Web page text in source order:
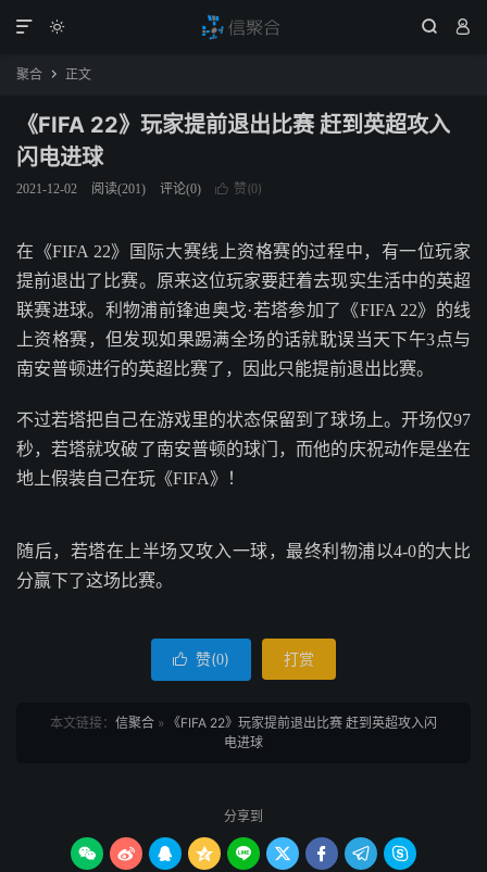
  

聚合  正文
《FIFA 22》玩家提前退出比赛 赶到英超攻入
闪电进球
2021-12-02 阅读(201) 评论(0)  赞(0)
在《FIFA 22》国际大赛线上资格赛的过程中，有一位玩家
提前退出了比赛。原来这位玩家要赶着去现实生活中的英超
联赛进球。利物浦前锋迪奥戈·若塔参加了《FIFA 22》的线
上资格赛，但发现如果踢满全场的话就耽误当天下午3点与
南安普顿进行的英超比赛了，因此只能提前退出比赛。
不过若塔把自己在游戏里的状态保留到了球场上。开场仅97
秒，若塔就攻破了南安普顿的球门，而他的庆祝动作是坐在
地上假装自己在玩《FIFA》！
随后，若塔在上半场又攻入一球，最终利物浦以4-0的大比
分赢下了这场比赛。
 赞(0) 打赏
本文链接： 信聚合 » 《FIFA 22》玩家提前退出比赛 赶到英超攻入闪
电进球
分享到
        